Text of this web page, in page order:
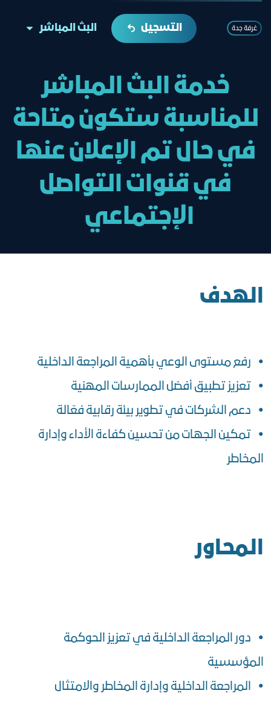
غرفة جدة التسجيل البث المباشر
خدمة البث المباشر
للمناسبة ستكون متاحة
في حال تم الإعلان عنها
في قنوات التواصل
الإجتماعي
الهدف
• رفع مستوى الوعي بأهمية المراجعة الداخلية
• تعزيز تطبيق أفضل الممارسات المهنية
• دعم الشركات في تطوير بيئة رقابية فعّالة
• تمكين الجهات من تحسين كفاءة الأداء وإدارة
المخاطر
المحاور
• دور المراجعة الداخلية في تعزيز الحوكمة
المؤسسية
• المراجعة الداخلية وإدارة المخاطر والامتثال